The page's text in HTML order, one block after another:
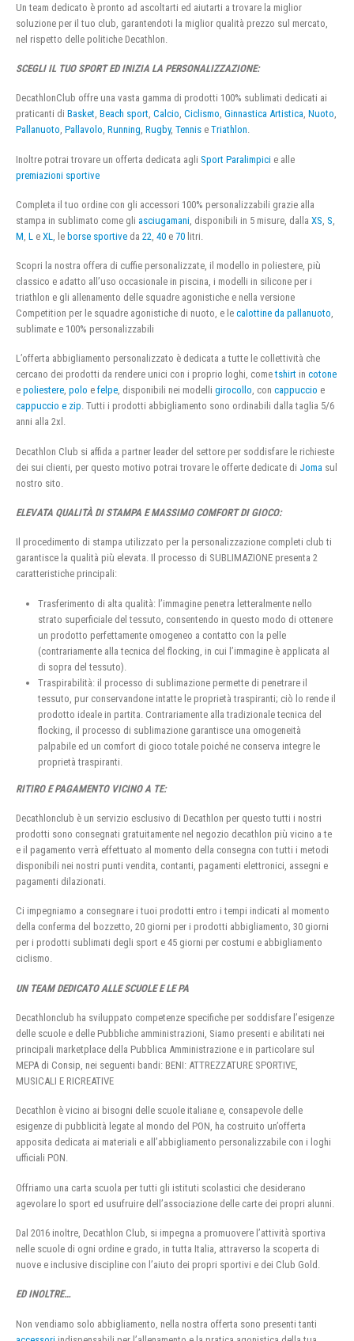
Un team dedicato è pronto ad ascoltarti ed aiutarti a trovare la miglior
soluzione per il tuo club, garantendoti la miglior qualità prezzo sul mercato,
nel rispetto delle politiche Decathlon.
SCEGLI IL TUO SPORT ED INIZIA LA PERSONALIZZAZIONE:
DecathlonClub offre una vasta gamma di prodotti 100% sublimati dedicati ai
praticanti di Basket, Beach sport, Calcio, Ciclismo, Ginnastica Artistica, Nuoto,
Pallanuoto, Pallavolo, Running, Rugby, Tennis e Triathlon.
Inoltre potrai trovare un offerta dedicata agli Sport Paralimpici e alle
premiazioni sportive
Completa il tuo ordine con gli accessori 100% personalizzabili grazie alla
stampa in sublimato come gli asciugamani , disponibili in 5 misure, dalla XS S
M L e XL , le borse sportive da 22 40 e 70 litri.
Scopri la nostra offera di cuffie personalizzate, il modello in poliestere, più
classico e adatto all’uso occasionale in piscina, i modelli in silicone per i
triathlon e gli allenamento delle squadre agonistiche e nella versione
Competition per le squadre agonistiche di nuoto, e le calottine da pallanuoto,
sublimate e 100% personalizzabili
L’offerta abbigliamento personalizzato è dedicata a tutte le collettività che
cercano dei prodotti da rendere unici con i proprio loghi, cometshirt in cotone
e poliestere, polo e felpe, disponibili nei modelli girocollo, con cappuccio e
cappuccio e zip. Tutti i prodotti abbigliamento sono ordinabili dalla taglia 5/6
anni alla 2xl.
Decathlon Club si affida a partner leader del settore per soddisfare le richieste
dei sui clienti, per questo motivo potrai trovare le offerte dedicate di Joma sul
nostro sito.
ELEVATA QUALITÀ DI STAMPA E MASSIMO COMFORT DI GIOCO:
Il procedimento di stampa utilizzato per la personalizzazione completi club ti
garantisce la qualità più elevata. Il processo di SUBLIMAZIONE presenta 2
caratteristiche principali:
Trasferimento di alta qualità: l’immagine penetra letteralmente nello
strato superficiale del tessuto, consentendo in questo modo di ottenere
un prodotto perfettamente omogeneo a contatto con la pelle
(contrariamente alla tecnica del flocking, in cui l’immagine è applicata al
di sopra del tessuto).
Traspirabilità: il processo di sublimazione permette di penetrare il
tessuto, pur conservandone intatte le proprietà traspiranti; ciò lo rende il
prodotto ideale in partita. Contrariamente alla tradizionale tecnica del
flocking, il processo di sublimazione garantisce una omogeneità
palpabile ed un comfort di gioco totale poiché ne conserva integre le
proprietà traspiranti.
RITIRO E PAGAMENTO VICINO A TE:
Decathlonclub è un servizio esclusivo di Decathlon per questo tutti i nostri
prodotti sono consegnati gratuitamente nel negozio decathlon più vicino a te
e il pagamento verrà effettuato al momento della consegna con tutti i metodi
disponibili nei nostri punti vendita, contanti, pagamenti elettronici, assegni e
pagamenti dilazionati.
Ci impegniamo a consegnare i tuoi prodotti entro i tempi indicati al momento
della conferma del bozzetto, 20 giorni per i prodotti abbigliamento, 30 giorni
per i prodotti sublimati degli sport e 45 giorni per costumi e abbigliamento
ciclismo.
UN TEAM DEDICATO ALLE SCUOLE E LE PA
Decathlonclub ha sviluppato competenze specifiche per soddisfare l’esigenze
delle scuole e delle Pubbliche amministrazioni, Siamo presenti e abilitati nei
principali marketplace della Pubblica Amministrazione e in particolare sul
MEPA di Consip, nei seguenti bandi: BENI: ATTREZZATURE SPORTIVE,
MUSICALI E RICREATIVE
Decathlon è vicino ai bisogni delle scuole italiane e, consapevole delle
esigenze di pubblicità legate al mondo del PON, ha costruito un’offerta
apposita dedicata ai materiali e all’abbigliamento personalizzabile con i loghi
ufficiali PON.
Offriamo una carta scuola per tutti gli istituti scolastici che desiderano
agevolare lo sport ed usufruire dell’associazione delle carte dei propri alunni.
Dal 2016 inoltre, Decathlon Club, si impegna a promuovere l’attività sportiva
nelle scuole di ogni ordine e grado, in tutta Italia, attraverso la scoperta di
nuove e inclusive discipline con l’aiuto dei propri sportivi e dei Club Gold.
ED INOLTRE…
Non vendiamo solo abbigliamento, nella nostra offerta sono presenti tanti